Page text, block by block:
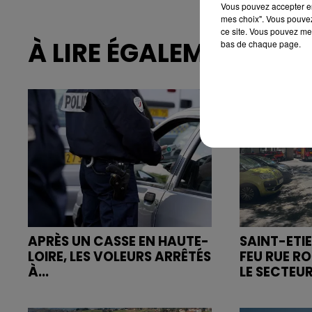
À LIRE ÉGALEMENT
APRÈS UN CASSE EN HAUTE-
LOIRE, LES VOLEURS ARRÊTÉS
À...
SAINT-
FEU RUE
LE
Vous pouvez accepter
mes choix". Vous
ce site. Vous pouvez
bas de chaque page.